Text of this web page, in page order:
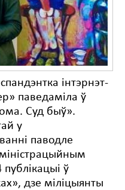
інтэрнэт-
паведаміла ў
Суд быў».
у
паводле
ў
дзе міліцыянты